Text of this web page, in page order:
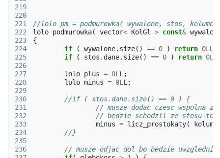
219
220
221
222
223
224
225
226
227
228
229
230
231
232
233
234
235
236
//lolo pm = podmurowka( wywalone, stos,
lolo podmurowka( vector< KolGl > const&
{
if
( wywalone. size() == 0 ) return 0L L
if
( stos . dane. size() == 0 ) return 0L
lolo plus = 0L L ;
lolo minus = 0L L ;
//if ( stos.dane.size() == 0 ) {
// musze dodac czesc wspolna
// bedzie schodzil ze stosu to
minus = licz_prostokaty(
//}
// musze odjac dol bo bedzie